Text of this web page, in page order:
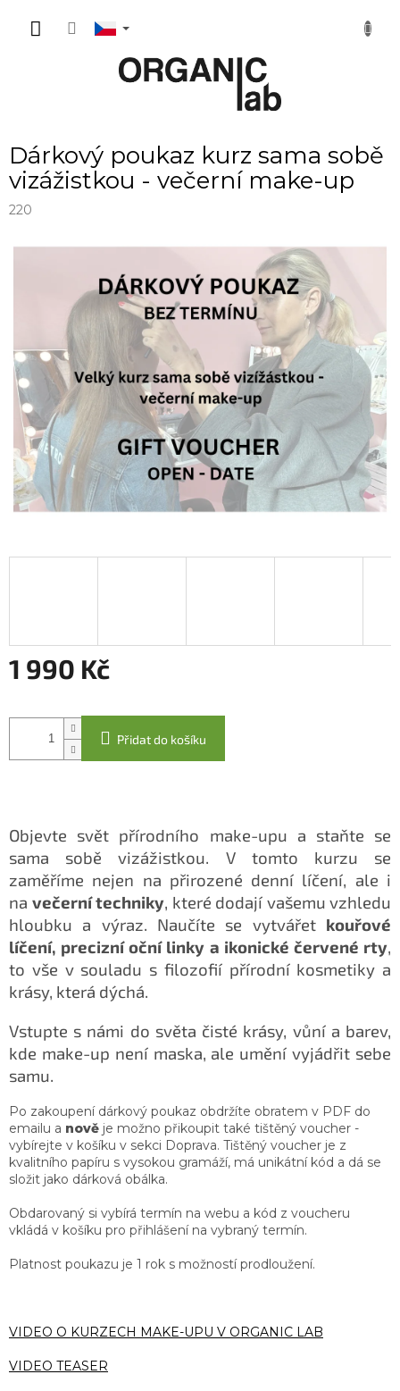
obsah
Dárkový poukaz kurz sama sobě
vizážistkou - večerní make-up
220
1 990 Kč
cena:
Přidat do košíku
Objevte svět přírodního make-upu a staňte se
sama sobě vizážistkou.
V tomto kurzu se
zaměříme nejen na přirozené denní líčení, ale i
na večerní techniky, které dodají vašemu vzhledu
hloubku a výraz. Naučíte se vytvářet kouřové
líčení, precizní oční linky a ikonické červené rty,
to vše v souladu s filozofií přírodní kosmetiky a
krásy, která dýchá.
Vstupte s námi do světa čisté krásy, vůní a barev,
kde make-up není maska, ale umění vyjádřit sebe
samu.
Po zakoupení dárkový poukaz obdržíte obratem v PDF do
emailu a nově je možno přikoupit také tištěný voucher -
vybírejte v košíku v sekci Doprava. Tištěný voucher je z
kvalitního papíru s vysokou gramáží, má unikátní kód a dá se
složit jako dárková obálka.
Obdarovaný si vybírá termín na webu a kód z voucheru
vkládá v košíku pro přihlášení na vybraný termín.
Platnost poukazu je 1 rok s možností prodloužení.
VIDEO O KURZECH MAKE-UPU V ORGANIC LAB
VIDEO TEASER